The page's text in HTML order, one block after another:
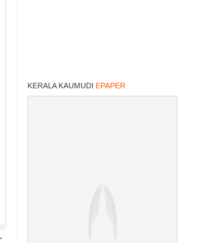
KERALA KAUMUDI EPAPER